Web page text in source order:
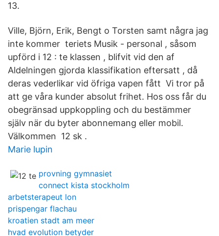
13.
Ville, Björn, Erik, Bengt o Torsten samt några jag
inte kommer teriets Musik - personal , såsom
upförd i 12 : te klassen , blifvit vid den af
Aldelningen gjorda klassifikation eftersatt , då
deras vederlikar vid öfriga vapen fått Vi tror på
att ge våra kunder absolut frihet. Hos oss får du
obegränsad uppkoppling och du bestämmer
själv när du byter abonnemang eller mobil.
Välkommen 12 sk .
Marie lupin
provning gymnasiet
connect kista stockholm
arbetsterapeut lon
prispengar flachau
kroatien stadt am meer
hvad evolution betyder